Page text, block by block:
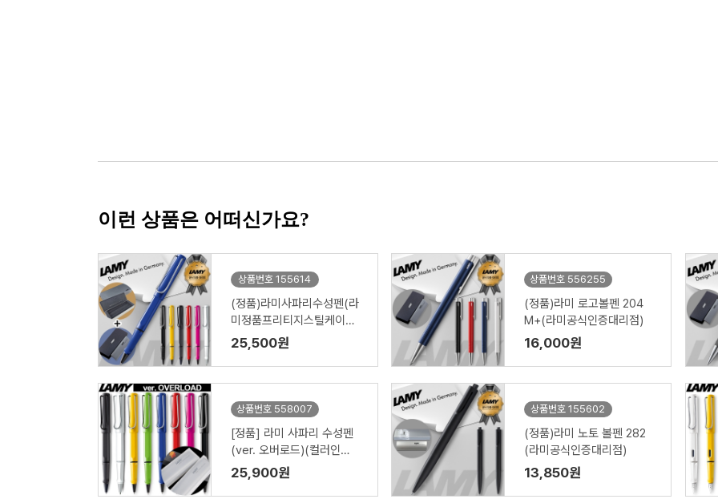
이런 상품은 어떠신가요?
상품번호 155614
(정품)라미사파리수성펜(라
미정품프리티지스틸케이스
증정)
25,500원
상품번호 556255
(정품)라미 로고볼펜 204
M+(라미공식인증대리점)
16,000원
상품번호 558007
[정품] 라미 사파리 수성펜
(ver. 오버로드)(컬러인쇄
가능)
25,900원
상품번호 155602
(정품)라미 노토 볼펜 282
(라미공식인증대리점)
13,850원